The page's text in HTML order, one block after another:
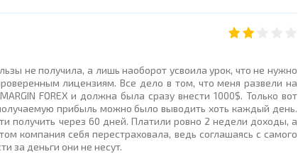
не получила, а лишь наоборот усвоила урок, что не нужно
лицензиям. Все дело в том, что меня развели на
FOREX и должна была сразу внести 1000$. Только вот
прибыль можно было выводить хоть каждый день.
получить через 60 дней. Платили ровно 2 недели доходы, а
компания себя перестраховала, ведь соглашаясь с самого
за деньги они не несут.